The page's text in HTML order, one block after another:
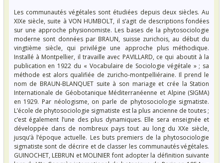
Les communautés végétales sont étudiées depuis deux siècles. Au
XIXe siècle, suite à VON HUMBOLT, il s’agit de descriptions fondées
sur une approche physionomiste. Les bases de la phytosociologie
moderne sont données par BRAUN, suisse zurichois, au début du
vingtième siècle, qui privilégie une approche plus méthodique.
Installé à Montpellier, il travaille avec PAVILLARD, ce qui aboutit à la
publication en 1922 du « Vocabulaire de Sociologie végétale » ; sa
méthode est alors qualifiée de zuricho-montpelliéraine. Il prend le
nom de BRAUN-BLANQUET suite à son mariage et crée la Station
Internationale de Géobotanique Méditerranéenne et Alpine (SIGMA)
en 1929. Par néologisme, on parle de phytosociologie sigmatiste.
L’école de phytosociologie sigmatiste est la plus ancienne de toutes ;
c’est également l’une des plus dynamiques. Elle sera enseignée et
développée dans de nombreux pays tout au long du XXe siècle,
jusqu’à l’époque actuelle. Les buts premiers de la phytosociologie
sigmatiste sont de décrire et de classer les communautés végétales.
GUINOCHET, LEBRUN et MOLINIER font adopter la définition suivante